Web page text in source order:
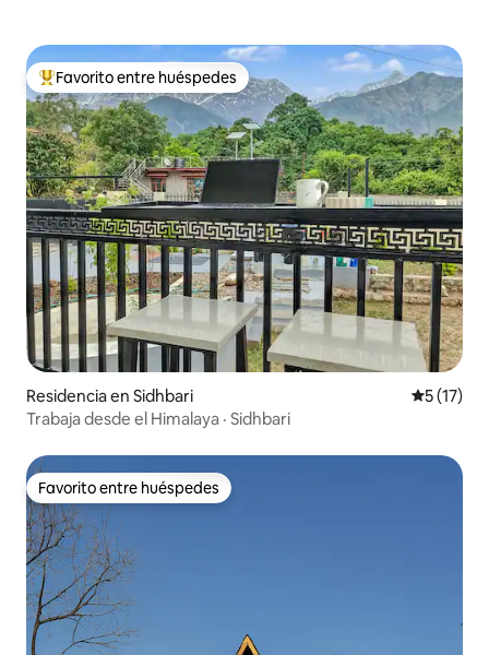
De los mejores en Favorito entre huéspedes
Favorito entre huéspedes
Residencia en Sidhbari
5 (17)
Trabaja desde el Himalaya · Sidhbari
Favorito entre huéspedes
Favorito entre huéspedes